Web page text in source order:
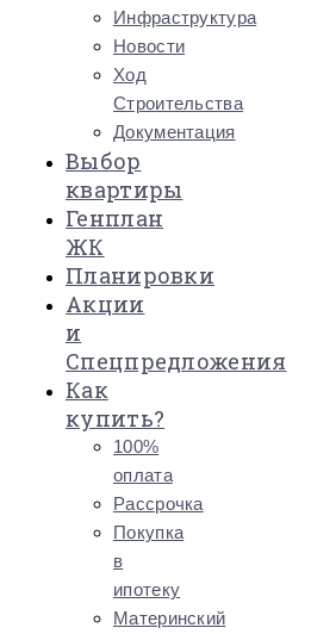
Инфраструктура
Новости
Ход
Строительства
Документация
Выбор
квартиры
Генплан
ЖК
Планировки
Акции
и
Спецпредложения
Как
купить?
100%
оплата
Рассрочка
Покупка
в
ипотеку
Материнский